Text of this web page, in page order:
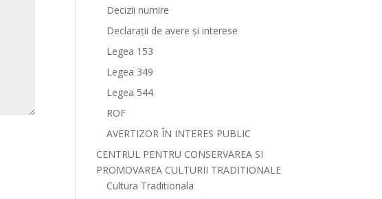
Decizii numire
Declarații de avere și interese
Legea 153
Legea 349
Legea 544
ROF
AVERTIZOR ÎN INTERES PUBLIC
CENTRUL PENTRU CONSERVAREA SI
PROMOVAREA CULTURII TRADITIONALE
Cultura Traditionala